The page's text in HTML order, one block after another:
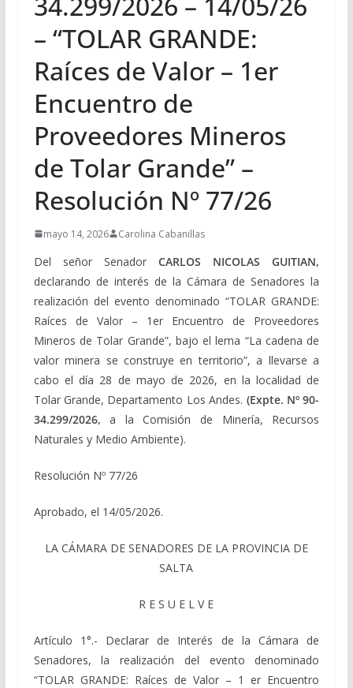
– “TOLAR GRANDE:
Raíces de Valor – 1er
Encuentro de
Proveedores Mineros
de Tolar Grande” –
Resolución Nº 77/26
mayo 14, 2026 Carolina Cabanillas
Del señor SenadorCARLOS NICOLAS GUITIAN,
declarando de interés de la Cámara de Senadores la
realización del evento denominado “TOLAR GRANDE:
Raíces de Valor – 1er Encuentro de Proveedores
Mineros de Tolar Grande”, bajo el lema “La cadena de
valor minera se construye en territorio”, a llevarse a
cabo el día 28 de mayo de 2026, en la localidad de
Tolar Grande, Departamento Los Andes. (Expte. Nº 90-
34.299/2026,a la Comisión de Minería, Recursos
Naturales y Medio Ambiente).
Resolución Nº 77/26
Aprobado, el 14/05/2026.
LA CÁMARA DE SENADORES DE LA PROVINCIA DE
SALTA
R E S U E L V E
Artículo 1°.- Declarar de Interés de la Cámara de
Senadores, la realización del evento denominado
“TOLAR GRANDE: Raíces de Valor – 1 er Encuentro